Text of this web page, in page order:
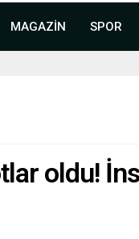
MAGAZİN SPOR
oldu!